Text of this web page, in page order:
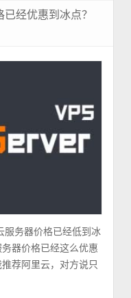
经优惠到冰点？
服务器价格已经低到冰
器价格已经这么优惠
荐阿里云，对方说只